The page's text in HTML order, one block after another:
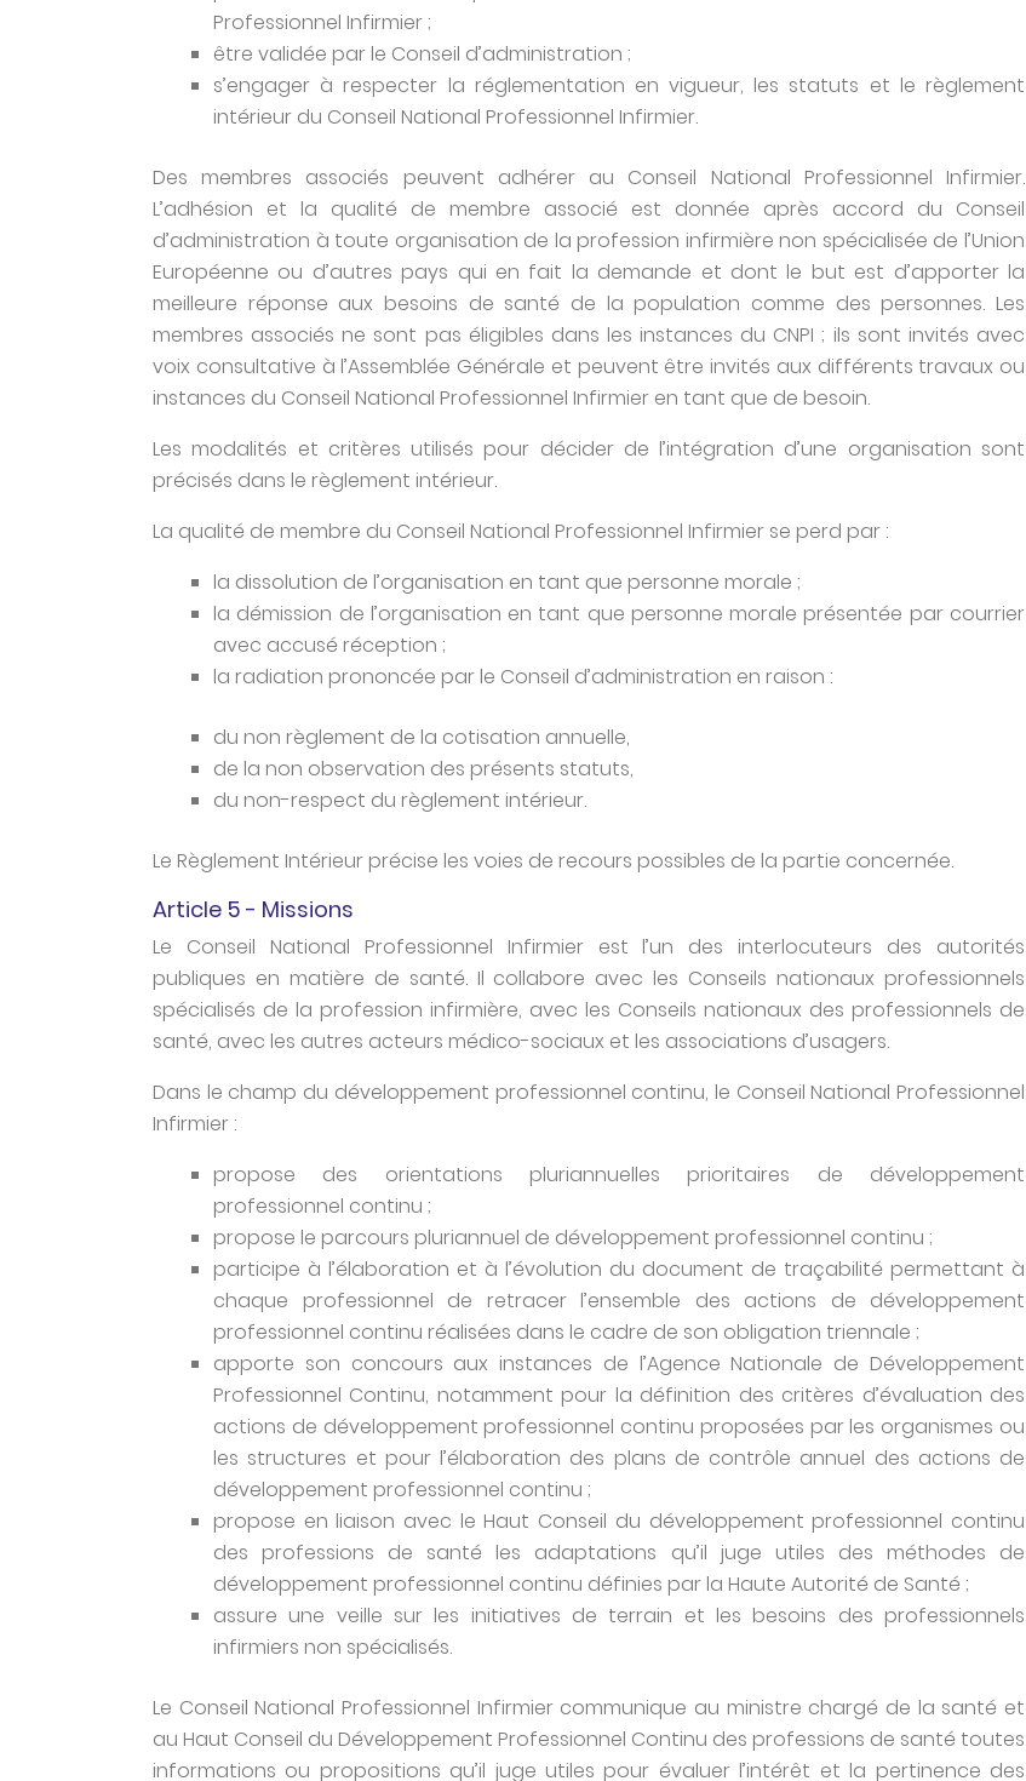
Professionnel Infirmier ;
être validée par le Conseil d’administration ;
s’engager à respecter la réglementation en vigueur, les statuts et le règlement
intérieur du Conseil National Professionnel Infirmier.
Des membres associés peuvent adhérer au Conseil National Professionnel Infirmier.
L’adhésion et la qualité de membre associé est donnée après accord du Conseil
d’administration à toute organisation de la profession infirmière non spécialisée de l’Union
Européenne ou d’autres pays qui en fait la demande et dont le but est d’apporter la
meilleure réponse aux besoins de santé de la population comme des personnes. Les
membres associés ne sont pas éligibles dans les instances du CNPI ; ils sont invités avec
voix consultative à l’Assemblée Générale et peuvent être invités aux différents travaux ou
instances du Conseil National Professionnel Infirmier en tant que de besoin.
Les modalités et critères utilisés pour décider de l’intégration d’une organisation sont
précisés dans le règlement intérieur.
La qualité de membre du Conseil National Professionnel Infirmier se perd par :
la dissolution de l’organisation en tant que personne morale ;
la démission de l’organisation en tant que personne morale présentée par courrier
avec accusé réception ;
la radiation prononcée par le Conseil d’administration en raison :
du non règlement de la cotisation annuelle,
de la non observation des présents statuts,
du non-respect du règlement intérieur.
Le Règlement Intérieur précise les voies de recours possibles de la partie concernée.
Article 5 - Missions
Le Conseil National Professionnel Infirmier est l’un des interlocuteurs des autorités
publiques en matière de santé. Il collabore avec les Conseils nationaux professionnels
spécialisés de la profession infirmière, avec les Conseils nationaux des professionnels de
santé, avec les autres acteurs médico-sociaux et les associations d’usagers.
Dans le champ du développement professionnel continu, le Conseil National Professionnel
Infirmier :
propose des orientations pluriannuelles prioritaires de développement
professionnel continu ;
propose le parcours pluriannuel de développement professionnel continu ;
participe à l’élaboration et à l’évolution du document de traçabilité permettant à
chaque professionnel de retracer l’ensemble des actions de développement
professionnel continu réalisées dans le cadre de son obligation triennale ;
apporte son concours aux instances de l’Agence Nationale de Développement
Professionnel Continu, notamment pour la définition des critères d’évaluation des
actions de développement professionnel continu proposées par les organismes ou
les structures et pour l’élaboration des plans de contrôle annuel des actions de
développement professionnel continu ;
propose en liaison avec le Haut Conseil du développement professionnel continu
des professions de santé les adaptations qu’il juge utiles des méthodes de
développement professionnel continu définies par la Haute Autorité de Santé ;
assure une veille sur les initiatives de terrain et les besoins des professionnels
infirmiers non spécialisés.
Le Conseil National Professionnel Infirmier communique au ministre chargé de la santé et
au Haut Conseil du Développement Professionnel Continu des professions de santé toutes
informations ou propositions qu’il juge utiles pour évaluer l’intérêt et la pertinence des